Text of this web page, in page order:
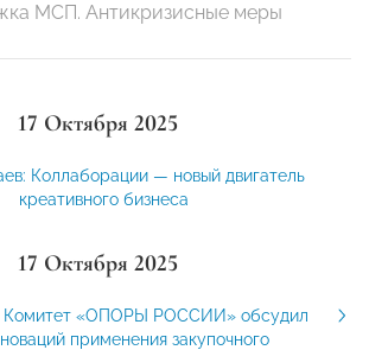
МСП. Антикризисные меры
17 Октября 2025
Коллаборации — новый двигатель
креативного бизнеса
17 Октября 2025
Комитет «ОПОРЫ РОССИИ» обсудил
применения закупочного